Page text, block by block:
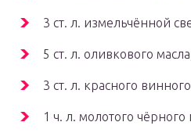
3 ст. л. измельчённой
5 ст. л. оливкового
3 ст. л. красного винного
1 ч. л. молотого чёрного